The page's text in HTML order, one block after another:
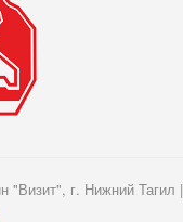
"Визит", г. Нижний Тагил |